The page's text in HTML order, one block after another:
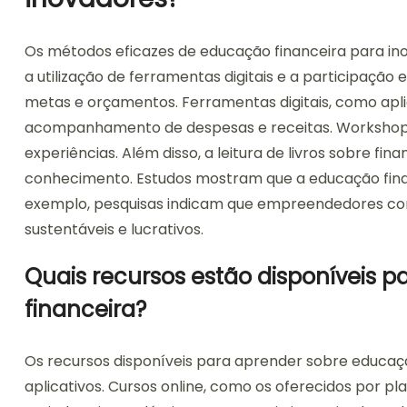
Os métodos eficazes de educação financeira para
a utilização de ferramentas digitais e a participação
metas e orçamentos. Ferramentas digitais, como
acompanhamento de despesas e receitas.
experiências. Além disso, a leitura de livros sobre
conhecimento. Estudos mostram que a educação
exemplo, pesquisas indicam que empreendedores
sustentáveis e lucrativos.
Quais recursos estão disponíveis
financeira?
Os recursos disponíveis para aprender sobre
aplicativos. Cursos online, como os oferecidos por